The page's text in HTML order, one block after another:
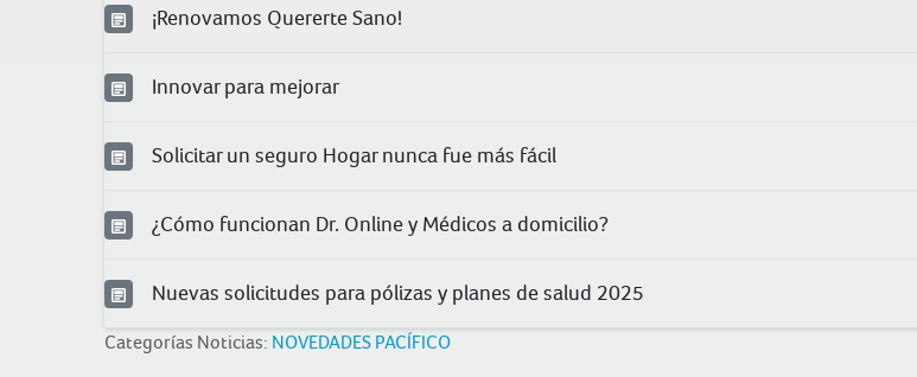
¡Renovamos Quererte Sano!
Innovar para mejorar
Solicitar un seguro Hogar nunca fue más fácil
¿Cómo funcionan Dr. Online y Médicos a domicilio?
Nuevas solicitudes para pólizas y planes de salud 2025
Categorías Noticias: NOVEDADES PACÍFICO